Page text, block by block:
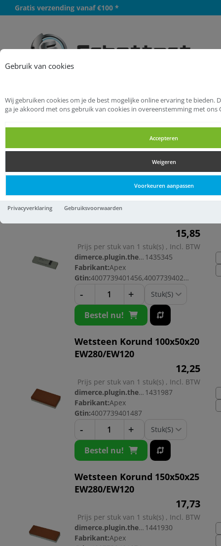
Gebruik van cookies
Wij gebruiken cookies om je de best mogelijke online ervaring te bieden.
ga je akkoord met ons gebruik van cookies in overeenstemming met ons
Accepteren
Weigeren
Voorkeuren aanpassen
Privacyverklaring Gebruiksvoorwaarden
Gratis verzending vanaf €100 *
Startpagina
Handgereedschappen
Slijpmiddelen
Wetstenen
Wetstenen
Wetstenen
Wetsteen Edelkorund
15,85
Prijs per stuk van 1 stuk(s) , Incl. BTW
dimerce.plugin.theme.productnr: 1435345
Fabrikant:Apex
Gtin:
4007739401456,4007739402057
- +
Bestel nu!
Wetsteen Korund 100x50x20
EW280/EW120
12,25
Prijs per stuk van 1 stuk(s) , Incl. BTW
dimerce.plugin.theme.productnr: 1431987
Fabrikant:Apex
Gtin:4007739401487
- +
Bestel nu!
Wetsteen Korund 150x50x25
EW280/EW120
17,73
Prijs per stuk van 1 stuk(s) , Incl. BTW
dimerce.plugin.theme.productnr: 1441930
Fabrikant:Apex